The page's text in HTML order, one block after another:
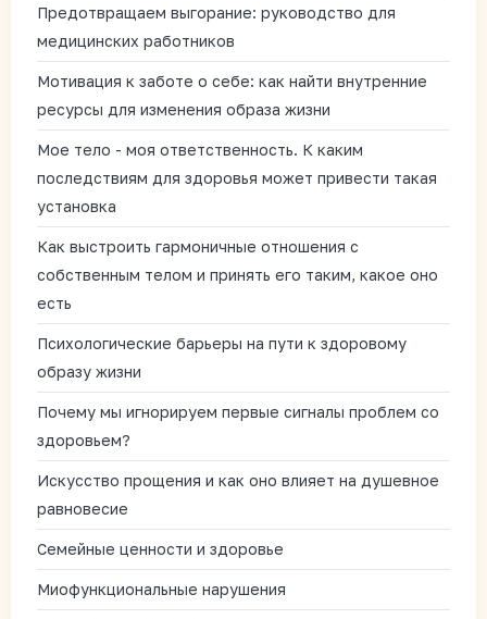
Предотвращаем выгорание: руководство для
медицинских работников
Мотивация к заботе о себе: как найти внутренние
ресурсы для изменения образа жизни
Мое тело - моя ответственность. К каким
последствиям для здоровья может привести такая
установка
Как выстроить гармоничные отношения с
собственным телом и принять его таким, какое оно
есть
Психологические барьеры на пути к здоровому
образу жизни
Почему мы игнорируем первые сигналы проблем со
здоровьем?
Искусство прощения и как оно влияет на душевное
равновесие
Семейные ценности и здоровье
Миофункциональные нарушения